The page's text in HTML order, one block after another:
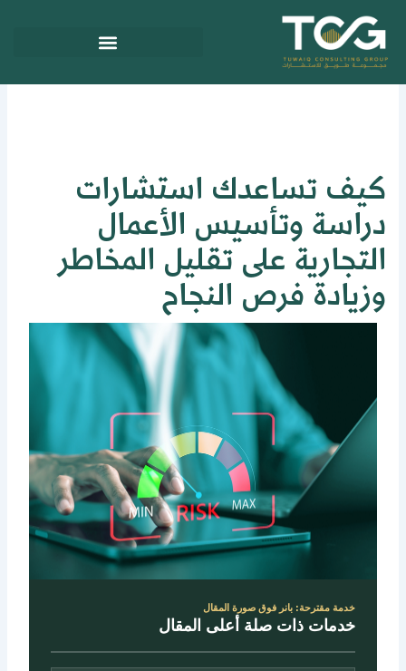
تساعدك استشارات
وتأسيس الأعمال
على تقليل المخاطر
فرص النجاح
خدمة مقترحة: بانر فوق صورة المقال
خدمات ذات صلة أعلى المقال